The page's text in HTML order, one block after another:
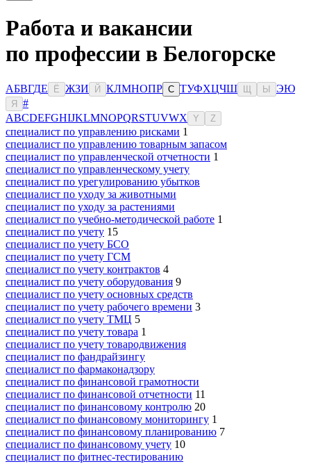
Работа и вакансии
по профессии в Белогорске
АБВГДЕ Ё ЖЗИ Й КЛМНОПР С ТУФХЦЧШ Ы ЭЮ
Я
#
ABCDEFGHIJKLMNOPQRSTUVWX Y Z
специалист по управлению рисками 1
специалист по управлению товарным запасом
специалист по управленческой отчетности 1
специалист по управленческому учету
специалист по урегулированию убытков
специалист по уходу за животными
специалист по уходу за растениями
специалист по учебно-методической работе 1
специалист по учету 15
специалист по учету БСО
специалист по учету ГСМ
специалист по учету контрактов 4
специалист по учету оборудования 9
специалист по учету основных средств
специалист по учету рабочего времени 3
специалист по учету ТМЦ 5
специалист по учету товара 1
специалист по учету товародвижения
специалист по фандрайзингу
специалист по фармаконадзору
специалист по финансовой грамотности
специалист по финансовой отчетности 11
специалист по финансовому контролю 20
специалист по финансовому мониторингу 1
специалист по финансовому планированию 7
специалист по финансовому учету 10
специалист по фитнес-тестированию